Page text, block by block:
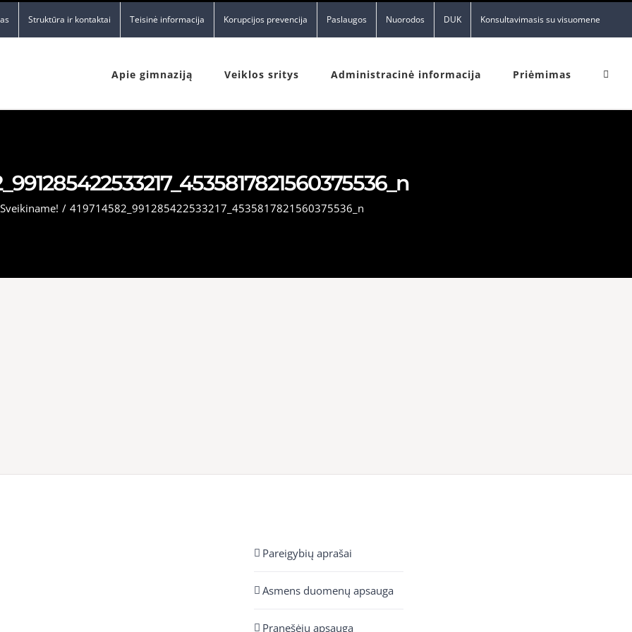
Struktūra ir kontaktai Teisinė informacija Korupcijos prevencija Paslaugos Nuorodos DUK Konsultavimasis su visuomene
Apie gimnaziją Veiklos sritys Administracinė informacija Priėmimas
Sveikiname! / 419714582_991285422533217_4535817821560375536_n
Pareigybių aprašai
Asmens duomenų apsauga
Pranešėjų apsauga